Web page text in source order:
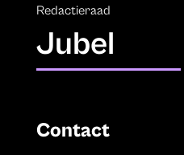
Redactieraad
Jubel
Contact